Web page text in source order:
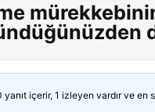
yanıt içerir, 1 izleyen vardır ve en